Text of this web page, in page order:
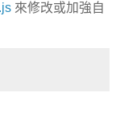
來修改或加強自